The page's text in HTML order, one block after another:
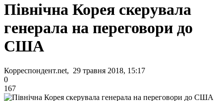
Північна Корея скерувала
генерала на переговори до
США
Корреспондент.net, 29 травня 2018, 15:17
0
167